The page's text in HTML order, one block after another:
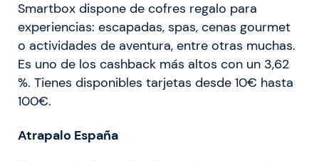
Smartbox dispone de cofres regalo para
experiencias: escapadas, spas, cenas gourmet
o actividades de aventura, entre otras muchas.
Es uno de los cashback más altos con un 3,62
%. Tienes disponibles tarjetas desde 10€ hasta
100€.
Atrapalo España